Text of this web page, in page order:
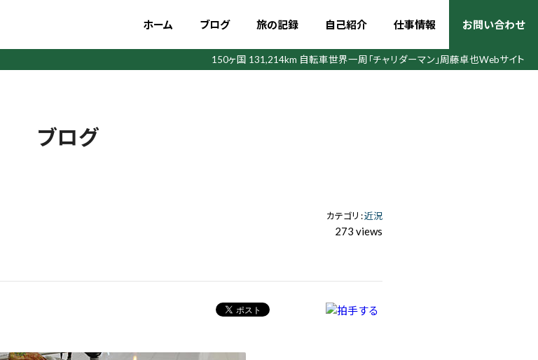
ホーム ブログ 旅の記録 自己紹介 仕事情報 お問い合わせ
150ヶ国 131,214km 自転車世界一周 「チャリダーマン」周藤卓也Webサイト
ブログ
カテゴリ :近況
273 views